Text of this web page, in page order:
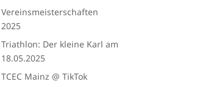
Vereinsmeisterschaften
2025
Triathlon: Der kleine Karl am
18.05.2025
TCEC Mainz @ TikTok